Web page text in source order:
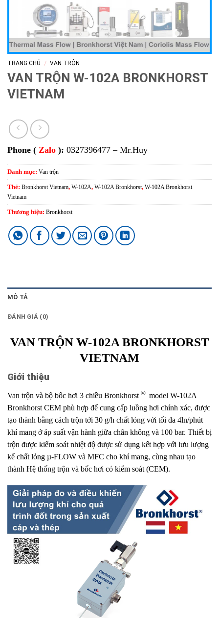
TRANG CHỦ / VAN TRỘN
VAN TRỘN W-102A BRONKHORST
VIETNAM
Phone ( Zalo ): 0327396477 – Mr.Huy
Danh mục: Van trộn
Thẻ: Bronkhorst Vietnam, W-102A, W-102A Bronkhorst, W-102A Bronkhorst
Vietnam
Thương hiệu: Bronkhorst
MÔ TẢ
ĐÁNH GIÁ (0)
VAN TRỘN W-102A BRONKHORST
VIETNAM
Giới thiệu
Van trộn và bộ bốc hơi 3 chiều Bronkhorst ® model W-102A
Bronkhorst CEM phù hợp để cung cấp luồng hơi chính xác, được
tạo thành bằng cách trộn tới 30 g/h chất lỏng với tối đa 4ln/phút
khí mang ở áp suất vận hành giữa chân không và 100 bar. Thiết bị
trộn được kiểm soát nhiệt độ được sử dụng kết hợp với lưu lượng
kế chất lỏng µ-FLOW và MFC cho khí mang, cùng nhau tạo
thành Hệ thống trộn và bốc hơi có kiểm soát (CEM).